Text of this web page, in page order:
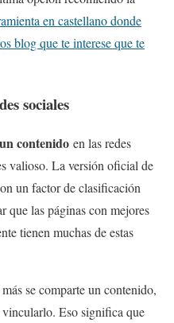
en castellano donde
blog que te interese que te
sociales
contenido en las redes
valioso. La versión oficial de
un factor de clasificación
que las páginas con mejores
tienen muchas de estas
se comparte un contenido,
Eso significa que